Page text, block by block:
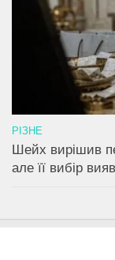
РІЗНЕ
Шейх вирішив
але її вибір